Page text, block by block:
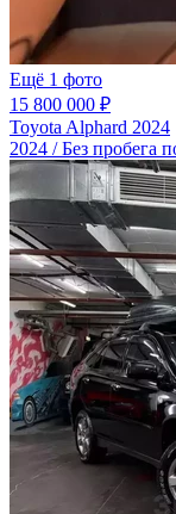
Ещё 1 фото
15 800 000 ₽
Toyota Alphard 2024
2024 / Без пробега